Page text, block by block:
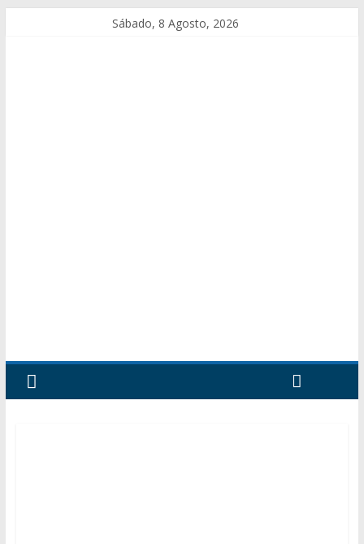
Sábado, 8 Agosto, 2026